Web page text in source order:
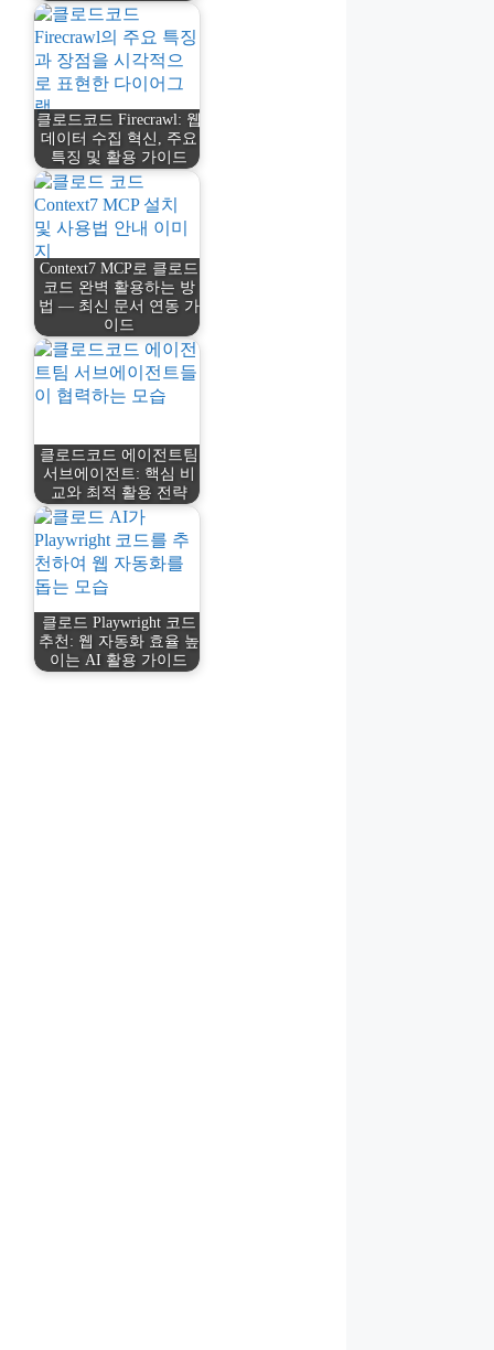
클로드코드 Firecrawl: 웹
데이터 수집 혁신, 주요
특징 및 활용 가이드
Context7 MCP로 클로드
코드 완벽 활용하는 방
법 — 최신 문서 연동 가
이드
클로드코드 에이전트팀
서브에이전트: 핵심 비
교와 최적 활용 전략
클로드 Playwright 코드
추천: 웹 자동화 효율 높
이는 AI 활용 가이드